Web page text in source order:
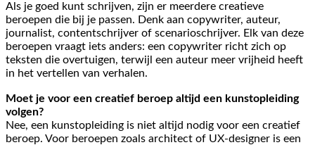
Als je goed kunt schrijven, zijn er meerdere creatieve
beroepen die bij je passen. Denk aan copywriter, auteur,
journalist, contentschrijver of scenarioschrijver. Elk van deze
beroepen vraagt iets anders: een copywriter richt zich op
teksten die overtuigen, terwijl een auteur meer vrijheid heeft
in het vertellen van verhalen.
Moet je voor een creatief beroep altijd een kunstopleiding
volgen?
Nee, een kunstopleiding is niet altijd nodig voor een creatief
beroep. Voor beroepen zoals architect of UX-designer is een